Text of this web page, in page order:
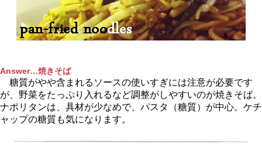
Answer…焼きそば
糖質がやや含まれるソースの使いすぎには注意が必要です
が、野菜をたっぷり入れるなど調整がしやすいのが焼きそば。
ナポリタンは、具材が少なめで、パスタ（糖質）が中心。ケチ
ャップの糖質も気になります。